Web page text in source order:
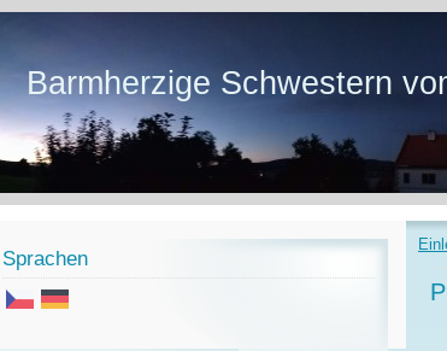
Barmherzige Schwestern
Sprachen